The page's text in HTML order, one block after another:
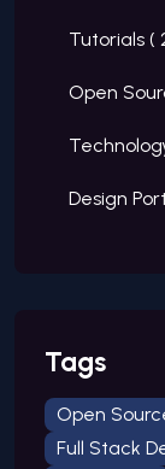
Tutorials (
Open
Design
Tags
Open
Full Stack